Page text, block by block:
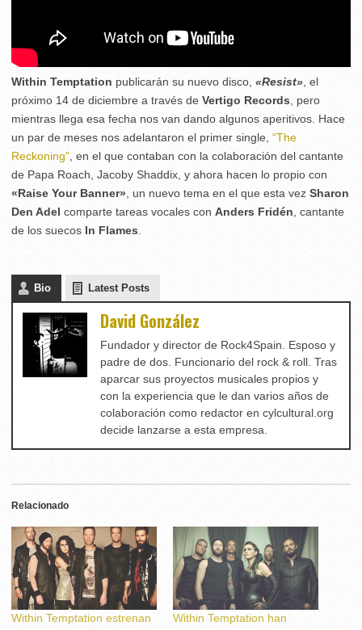
Within Temptation publicarán su nuevo disco, «Resist» , el
próximo 14 de diciembre a través de Vertigo Records , pero
mientras llega esa fecha nos van dando algunos aperitivos. Hace
un par de meses nos adelantaron el primer single, “The
Reckoning” , en el que contaban con la colaboración del cantante
de Papa Roach, Jacoby Shaddix, y ahora hacen lo propio con
«Raise Your Banner» , un nuevo tema en el que esta vez Sharon
Den Adel comparte tareas vocales con Anders Fridén , cantante
de los suecos In Flames
Bio Latest Posts
David González
Fundador y director de Rock4Spain. Esposo y
padre de dos. Funcionario del rock & roll. Tras
aparcar sus proyectos musicales propios y
con la experiencia que le dan varios años de
colaboración como redactor en cylcultural.org
decide lanzarse a esta empresa.
Relacionado
Within Temptation estrenan
Within Temptation han